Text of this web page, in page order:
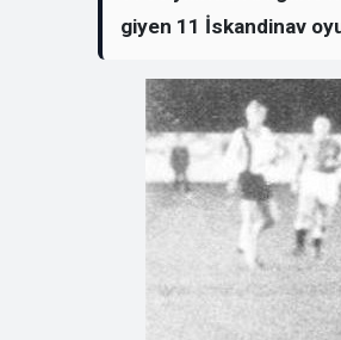
giyen 11 İskandinav